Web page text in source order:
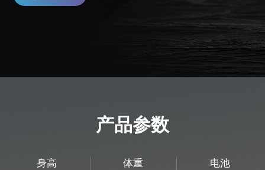
产品参数
身高 体重 电池